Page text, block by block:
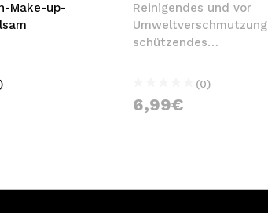
Make-up-
Reinigendes und vor
Umweltverschmutzung
schützendes
(0)
6,99€